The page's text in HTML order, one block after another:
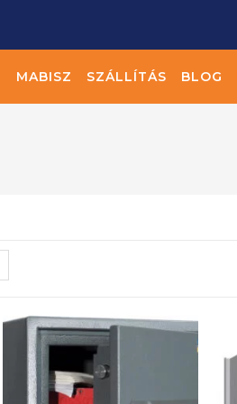
MABISZ SZÁLLÍTÁS BLOG